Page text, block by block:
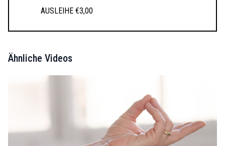
Ausleihe €3,00
Ähnliche Videos